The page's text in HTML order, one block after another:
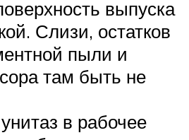
выпуска
Слизи, остатков
пыли и
там быть не
в рабочее